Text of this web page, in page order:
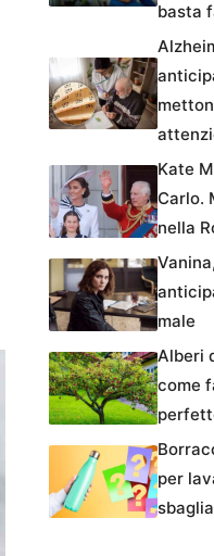
basta
Kate
Carlo.
nella
male
Alberi
come
per